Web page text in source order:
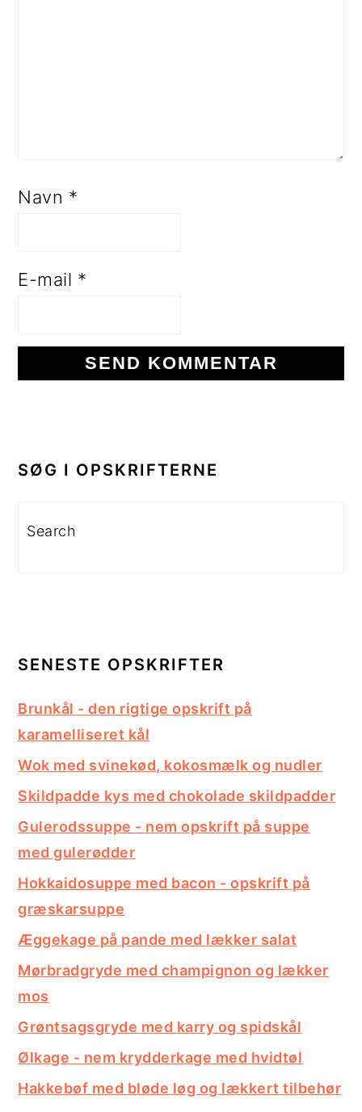
Navn *
E-mail *
SIDEBAR
SØG I OPSKRIFTERNE
Search
SENESTE OPSKRIFTER
Brunkål - den rigtige opskrift på
karamelliseret kål
Wok med svinekød, kokosmælk og nudler
Skildpadde kys med chokolade skildpadder
Gulerodssuppe - nem opskrift på suppe
med gulerødder
Hokkaidosuppe med bacon - opskrift på
græskarsuppe
Æggekage på pande med lækker salat
Mørbradgryde med champignon og lækker
mos
Grøntsagsgryde med karry og spidskål
Ølkage - nem krydderkage med hvidtøl
Hakkebøf med bløde løg og lækkert tilbehør